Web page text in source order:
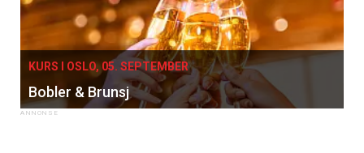
KURS I OSLO, 05. SEPTEMBER
Bobler & Brunsj